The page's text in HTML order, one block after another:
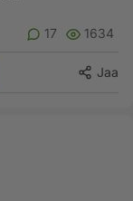
17 1634
Jaa